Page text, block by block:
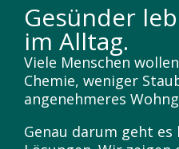
Gesünder
im Alltag.
Viele Menschen
Chemie, weniger
angenehmeres
Genau darum geht es